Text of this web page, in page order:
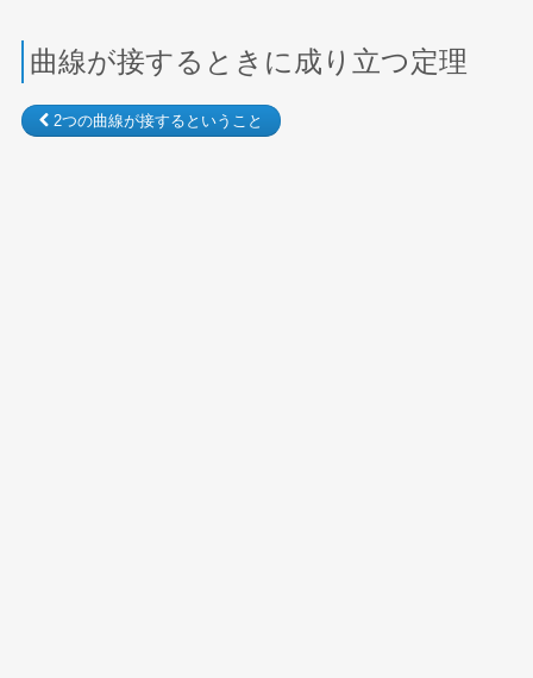
曲線が接するときに成り立つ定理
2つの曲線が接するということ